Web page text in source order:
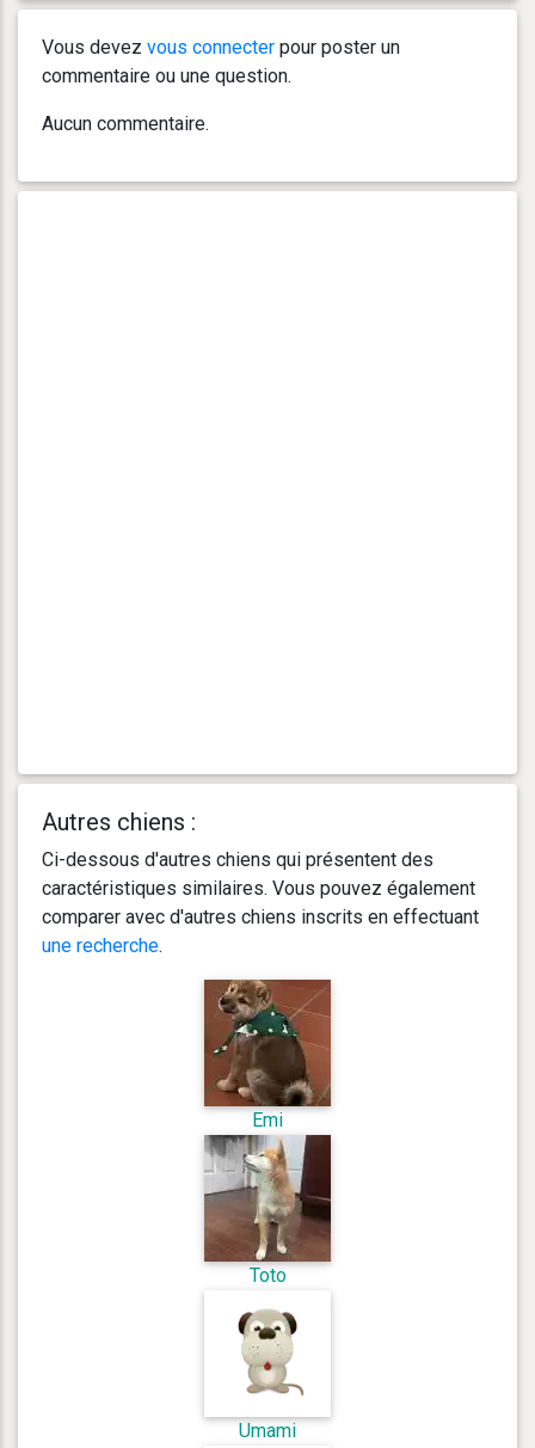
Vous devez vous connecter pour poster un
commentaire ou une question.
Aucun commentaire.
Autres chiens :
Ci-dessous d'autres chiens qui présentent des
caractéristiques similaires. Vous pouvez également
comparer avec d'autres chiens inscrits en effectuant
une recherche.
Emi
Toto
Umami